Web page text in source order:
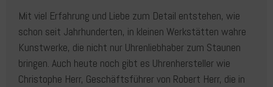
Mit viel Erfahrung und Liebe zum Detail entstehen, wie
schon seit Jahrhunderten, in kleinen Werkstätten wahre
Kunstwerke, die nicht nur Uhrenliebhaber zum Staunen
bringen. Auch heute noch gibt es Uhrenhersteller wie
Christophe Herr, Geschäftsführer von Robert Herr, die in